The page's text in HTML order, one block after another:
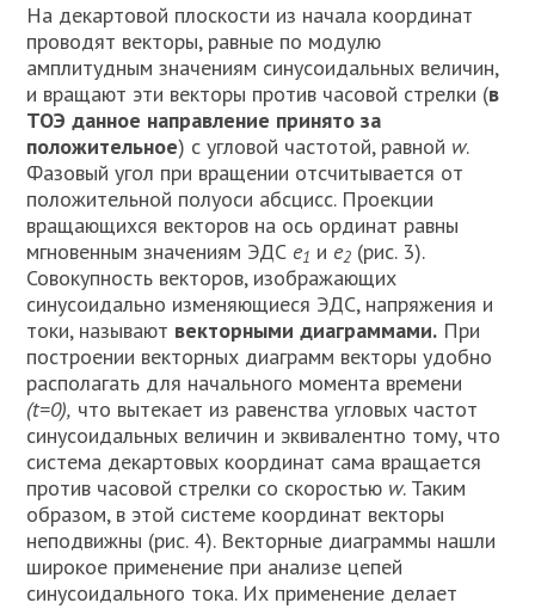
На декартовой плоскости из начала координат
проводят векторы, равные по модулю
амплитудным значениям синусоидальных величин,
и вращают эти векторы против часовой стрелки (в
ТОЭ данное направление принято за
положительное) с угловой частотой, равной w.
Фазовый угол при вращении отсчитывается от
положительной полуоси абсцисс. Проекции
вращающихся векторов на ось ординат равны
мгновенным значениям ЭДС е1 и е2 (рис. 3).
Совокупность векторов, изображающих
синусоидально изменяющиеся ЭДС, напряжения и
токи, называют векторными диаграммами. При
построении векторных диаграмм векторы удобно
располагать для начального момента времени
(t=0), что вытекает из равенства угловых частот
синусоидальных величин и эквивалентно тому, что
система декартовых координат сама вращается
против часовой стрелки со скоростью w. Таким
образом, в этой системе координат векторы
неподвижны (рис. 4). Векторные диаграммы нашли
широкое применение при анализе цепей
синусоидального тока. Их применение делает